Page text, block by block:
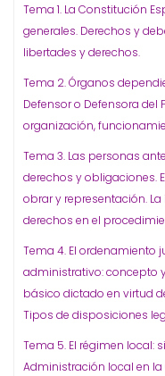
Tema 1. La Constitución
generales. Derechos y
libertades y derechos.
Tema 2. Órganos
Defensor o Defensora del
organización,
Tema 3. Las personas
derechos y obligaciones.
obrar y representación.
derechos en el
Tema 4. El ordenamiento
administrativo: concepto
básico dictado en virtud
Tipos de disposiciones
Tema 5. El régimen local:
Administración local en